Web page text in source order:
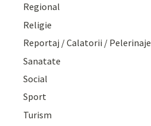
Regional
Religie
Reportaj / Calatorii / Pelerinaje
Sanatate
Social
Sport
Turism